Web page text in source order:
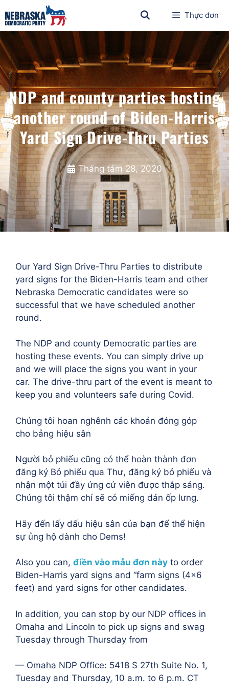
Thực đơn
NDP and county parties hosting
another round of Biden-Harris
Yard Sign Drive-Thru Parties
Tháng tám 28, 2020
Our Yard Sign Drive-Thru Parties to distribute
yard signs for the Biden-Harris team and other
Nebraska Democratic candidates were so
successful that we have scheduled another
round.
The NDP and county Democratic parties are
hosting these events. You can simply drive up
and we will place the signs you want in your
car. The drive-thru part of the event is meant to
keep you and volunteers safe during Covid.
Chúng tôi hoan nghênh các khoản đóng góp
cho bảng hiệu sân
Người bỏ phiếu cũng có thể hoàn thành đơn
đăng ký Bỏ phiếu qua Thư, đăng ký bỏ phiếu và
nhận một túi đầy ứng cử viên được thắp sáng.
Chúng tôi thậm chí sẽ có miếng dán ốp lưng.
Hãy đến lấy dấu hiệu sân của bạn để thể hiện
sự ủng hộ dành cho Dems!
Also you can, điền vào mẫu đơn này to order
Biden-Harris yard signs and “farm signs (4×6
feet) and yard signs for other candidates.
In addition, you can stop by our NDP offices in
Omaha and Lincoln to pick up signs and swag
Tuesday through Thursday from
— Omaha NDP Office: 5418 S 27th Suite No. 1,
Tuesday and Thursday, 10 a.m. to 6 p.m. CT